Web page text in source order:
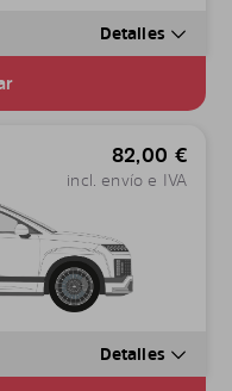
Detalles
82,00 €
incl. envío e IVA
Detalles